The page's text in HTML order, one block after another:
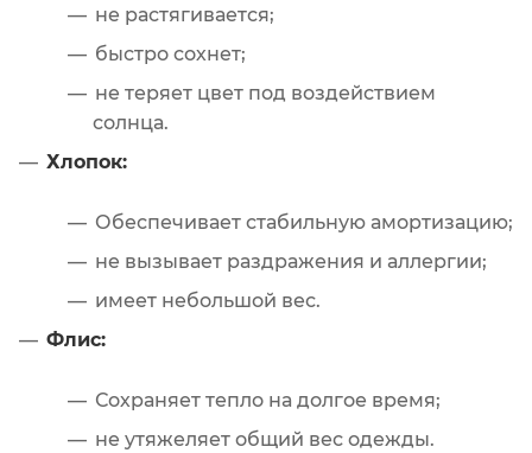
не растягивается;
быстро сохнет;
не теряет цвет под воздействием
солнца.
Хлопок:
Обеспечивает стабильную амортизацию;
не вызывает раздражения и аллергии;
имеет небольшой вес.
Флис:
Сохраняет тепло на долгое время;
не утяжеляет общий вес одежды.